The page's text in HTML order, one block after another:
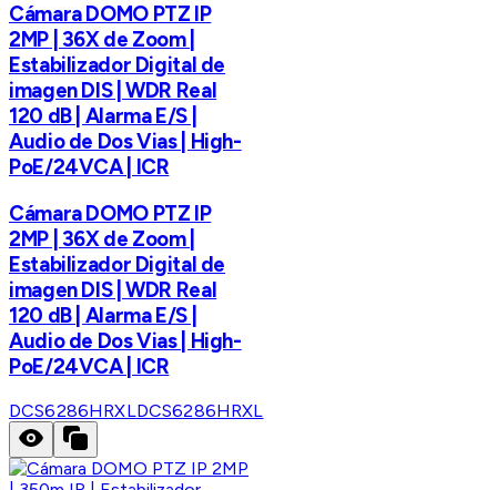
Cámara DOMO PTZ IP
2MP | 36X de Zoom |
Estabilizador Digital de
imagen DIS | WDR Real
120 dB | Alarma E/S |
Audio de Dos Vias | High-
PoE/24VCA | ICR
Cámara DOMO PTZ IP
2MP | 36X de Zoom |
Estabilizador Digital de
imagen DIS | WDR Real
120 dB | Alarma E/S |
Audio de Dos Vias | High-
PoE/24VCA | ICR
DCS6286HRXLDCS6286HRXL